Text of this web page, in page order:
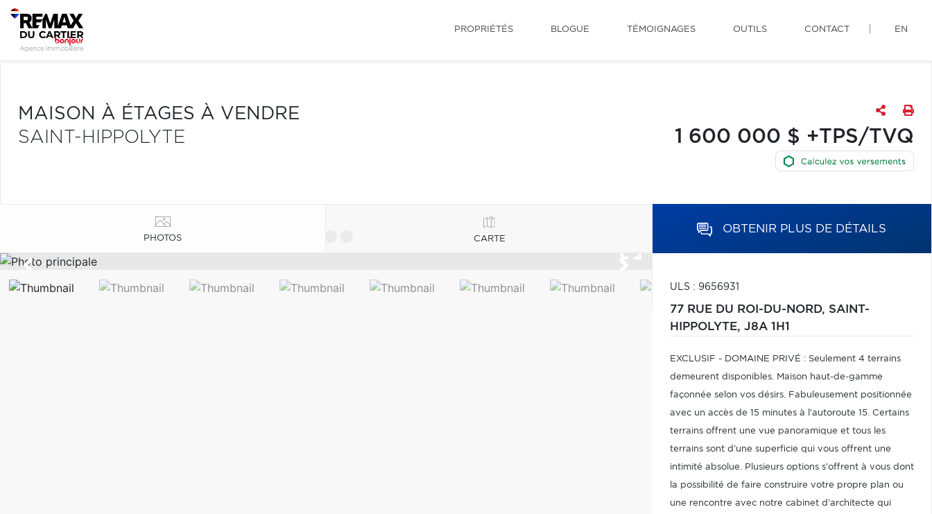
PROPRIÉTÉS BLOGUE TÉMOIGNAGES OUTILS CONTACT EN
MAISON À ÉTAGES À VENDRE
SAINT-HIPPOLYTE
1 600 000 $ +TPS/TVQ
PHOTOS CARTE
OBTENIR PLUS DE DÉTAILS
ULS : 9656931
77 RUE DU ROI-DU-NORD, SAINT-
HIPPOLYTE, J8A 1H1
EXCLUSIF - DOMAINE PRIVÉ : Seulement 4 terrains
demeurent disponibles. Maison haut-de-gamme
façonnée selon vos désirs. Fabuleusement positionnée
avec un accès de 15 minutes à l'autoroute 15. Certains
terrains offrent une vue panoramique et tous les
terrains sont d'une superficie qui vous offrent une
intimité absolue. Plusieurs options s'offrent à vous dont
la possibilité de faire construire votre propre plan ou
une rencontre avec notre cabinet d'architecte qui